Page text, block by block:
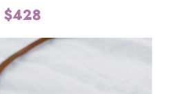
$428